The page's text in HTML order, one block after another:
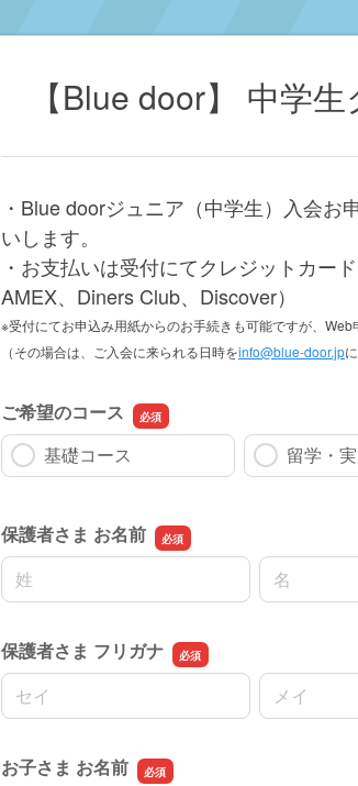
【Blue door】 中学
・Blue doorジュニア（中学生）入会
いします。
・お支払いは受付にてクレジットカー
AMEX、Diners Club、Discover）
※受付にてお申込み用紙からのお手続きも可能ですが、Web
（その場合は、ご入会に来られる日時をinfo@blue-door.jp
ご希望のコース
基礎コース
留学・
保護者さま お名前
名前の姓
名前の名
保護者さま フリガナ
名前の姓
名前の名
お子さま お名前